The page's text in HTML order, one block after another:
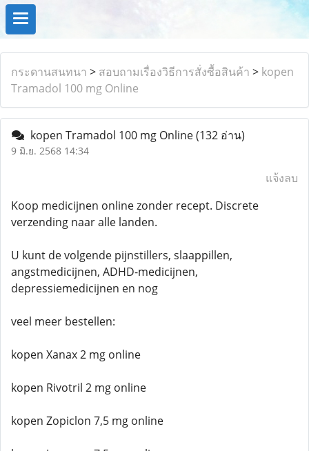
กระดานสนทนา > สอบถามเรื่องวิธีการสั่งซื้อสินค้า > kopen
Tramadol 100 mg Online
kopen Tramadol 100 mg Online(132 อ่าน)
9 มิ.ย. 2568 14:34
แจ้งลบ
Koop medicijnen online zonder recept. Discrete
verzending naar alle landen.
U kunt de volgende pijnstillers, slaappillen,
angstmedicijnen, ADHD-medicijnen,
depressiemedicijnen en nog
veel meer bestellen:
kopen Xanax 2 mg online
kopen Rivotril 2 mg online
kopen Zopiclon 7,5 mg online